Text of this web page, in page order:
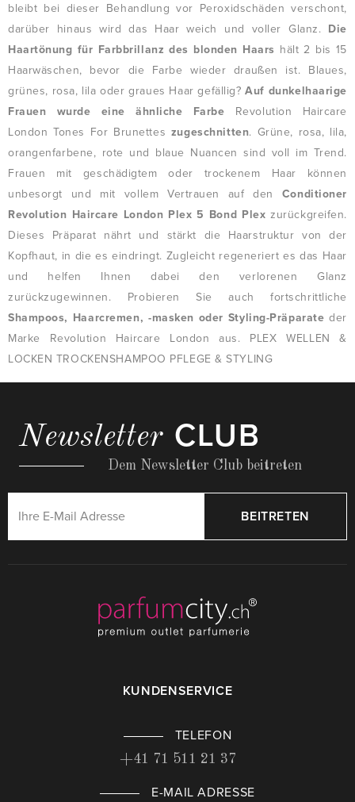
bleibt bei dieser Behandlung vor Peroxidschäden verschont,
darüber hinaus wird das Haar weich und voller Glanz. Die
Haartönung für Farbbrillanz des blonden Haars hält 2 bis 15
Haarwäschen, bevor die Farbe wieder draußen ist. Blaues,
grünes, rosa, lila oder graues Haar gefällig?Auf dunkelhaarige
Frauen wurde eine ähnliche Farbe Revolution Haircare
London Tones For Brunettes zugeschnitten. Grüne, rosa, lila,
orangenfarbene, rote und blaue Nuancen sind voll im Trend.
Frauen mit geschädigtem oder trockenem Haar können
unbesorgt und mit vollem Vertrauen auf den Conditioner
Revolution Haircare London Plex 5 Bond Plex zurückgreifen.
Dieses Präparat nährt und stärkt die Haarstruktur von der
Kopfhaut, in die es eindringt. Zugleicht regeneriert es das Haar
und helfen Ihnen dabei den verlorenen Glanz
zurückzugewinnen. Probieren Sie auch fortschrittliche
Shampoos, Haarcremen, -masken oder Styling-Präparate der
Marke Revolution Haircare London aus. PLEX WELLEN &
LOCKEN TROCKENSHAMPOO PFLEGE & STYLING
Newsletter CLUB
Dem Newsletter Club beitreten
BEITRETEN
KUNDENSERVICE
TELEFON
+41 71 511 21 37
E-MAIL ADRESSE